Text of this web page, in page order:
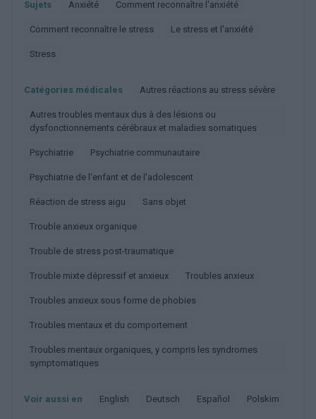
Sujets Anxiété Comment reconnaître l'anxiété
Comment reconnaître le stress Le stress et l'anxiété
Stress
Catégories médicales Autres réactions au stress sévère
Autres troubles mentaux dus à des lésions ou
dysfonctionnements cérébraux et maladies somatiques
Psychiatrie Psychiatrie communautaire
Psychiatrie de l'enfant et de l'adolescent
Réaction de stress aigu Sans objet
Trouble anxieux organique
Trouble de stress post-traumatique
Trouble mixte dépressif et anxieux Troubles anxieux
Troubles anxieux sous forme de phobies
Troubles mentaux et du comportement
Troubles mentaux organiques, y compris les syndromes
symptomatiques
Voir aussi en english deutsch español polskim